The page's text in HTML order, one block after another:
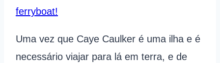
ferryboat!
Uma vez que Caye Caulker é uma ilha e é
necessário viajar para lá em terra, e de